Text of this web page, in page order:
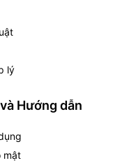
lý
Hướng dẫn
mật